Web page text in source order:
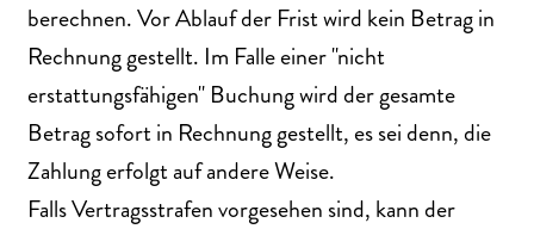
berechnen. Vor Ablauf der Frist wird kein Betrag in
Rechnung gestellt. Im Falle einer "nicht
erstattungsfähigen" Buchung wird der gesamte
Betrag sofort in Rechnung gestellt, es sei denn, die
Zahlung erfolgt auf andere Weise.
Falls Vertragsstrafen vorgesehen sind, kann der